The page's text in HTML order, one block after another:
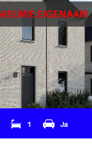
EIGENAAR!
1 Ja